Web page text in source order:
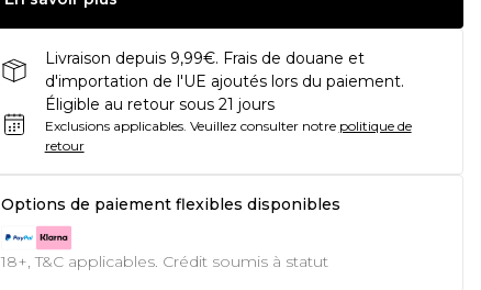
Livraison depuis 9,99€. Frais de douane et
d'importation de l'UE ajoutés lors du paiement.
Éligible au retour sous 21 jours
Exclusions applicables. Veuillez consulter notre politique de
retour
Options de paiement flexibles disponibles
18+, T&C applicables. Crédit soumis à statut